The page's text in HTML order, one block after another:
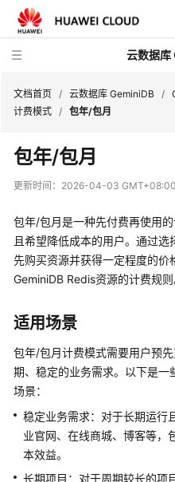
云数据
最
新
动
服
务
公
告
产
介
绍
GeminiDB
Redis
接
口
文档首页 / 云数据库 GeminiDB /
计费模式 / 包年/包月
包年/包月
更新时间： 2026-04-03 GMT+08:00
包年/包月是一种先付费再使用
且希望降低成本的用户。通过
先购买资源并获得一定程度的价
GeminiDB Redis资源的计费规则
适用场景
包年/包月计费模式需要用户预
期、稳定的业务需求。以下是
场景：
稳定业务需求：对于长期运行
业官网、在线商城、博客等，
本效益。
长期项目：对于周期较长的项